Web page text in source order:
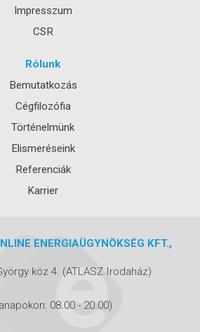
Impresszum
CSR
Rólunk
Bemutatkozás
Cégfilozófia
Történelmünk
Elismeréseink
Referenciák
Karrier
ENERGIAÜGYNÖKSÉG KFT.,
köz 4. (ATLASZ Irodaház)
08.00 - 20.00)